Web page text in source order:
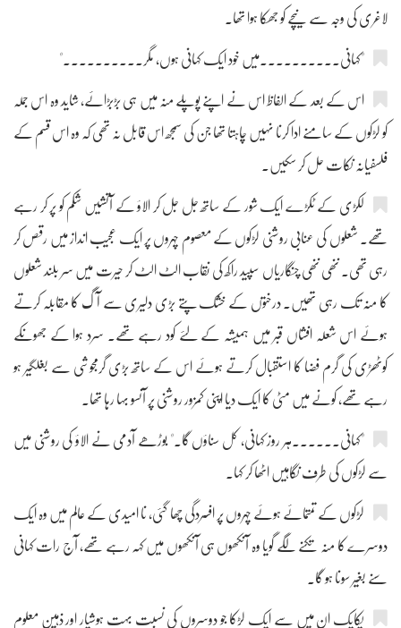
لاغری کی وجہ سے نیچے کو جھکا ہوا تھا۔
"کہانی۔۔۔۔۔۔۔۔۔۔میں خود ایک کہانی ہوں، مگر۔۔۔۔۔۔۔۔۔۔"
اس کے بعد کے الفاظ اس نے اپنے پوپلے منہ میں ہی بڑبڑائے، شاید وہ اس جملہ
کو لڑکوں کے سامنے ادا کرنا نہیں چاہتا تھا جن کی سمجھ اس قابل نہ تھی کہ وہ اس قسم کے
فلسفیانہ نکات حل کر سکیں۔
لکڑی کے ٹکڑے ایک شور کے ساتھ جل جل کر الاؤ کے آتشیں شکم کو پر کر رہے
تھے۔ شعلوں کی عنابی روشنی لڑکوں کے معصوم چہروں پر ایک عجیب انداز میں رقص کر
رہی تھی۔ ننھی ننھی چنگاریاں سپید راکھ کی نقاب الٹ الٹ کر حیرت میں سر بلند شعلوں
کا منہ تک رہی تھیں۔ درختوں کے خشک پتے بڑی دلیری سے آگ کا مقابلہ کرتے
ہوئے اس شعلہ افشاں قبر میں ہمیشہ کے لئے کود رہے تھے۔ سرد ہوا کے جھونکے
کوٹھڑی کی گرم فضا کا استقبال کرتے ہوئے اس کے ساتھ بڑی گرمجوشی سے بغلگیر ہو
رہے تھے، کونے میں مٹی کا ایک دیا اپنی کمزور روشنی پر آنسو بہا رہا تھا۔
"کہانی۔۔۔۔۔۔ہر روز کہانی، کل سناؤں گا۔" بوڑھے آدمی نے الاؤ کی روشنی میں
سے لڑکوں کی طرف نگاہیں اٹھا کر کہا۔
لڑکوں کے تمتمائے ہوئے چہروں پر افسردگی چھا گئی، نا امیدی کے عالم میں وہ ایک
دوسرے کا منہ تکنے لگے گویا وہ آنکھوں ہی آنکھوں میں کہہ رہے تھے، آج رات کہانی
سنے بغیر سونا ہو گا۔
یکایک ان میں سے ایک لڑکا جو دوسروں کی نسبت بہت ہوشیار اور ذہین معلوم